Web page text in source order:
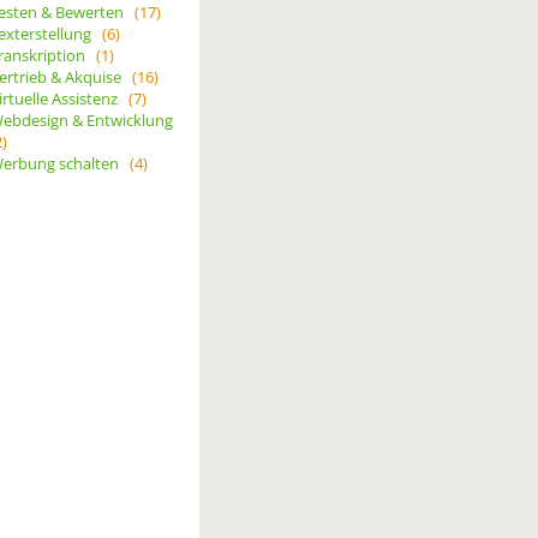
& Bewerten (17)
(6)
(1)
& Akquise (16)
Assistenz (7)
& Entwicklung
schalten (4)